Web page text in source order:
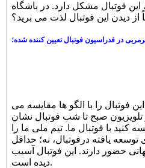
فوتبال مشکل دارد. در باشگاه
از دیدن این فوتبال لذت می برید؟
در فدراسیون فوتبال تعیین کننده شده؛
فوتبال را با الگو ها مقایسه می
تلویزیون صبح تا شب فوتبال نشان
کنید با فوتبال ما. تیم ملی ما را
یافته درفوتبال، نه؛ حداقل
حضور دارند. این فوتبال آسیب
دیده است.